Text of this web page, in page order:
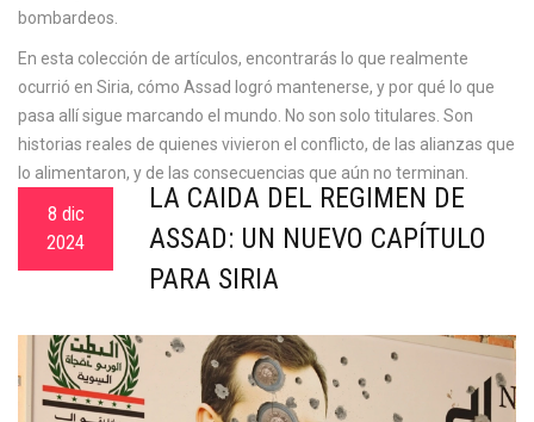
bombardeos.
En esta colección de artículos, encontrarás lo que realmente
ocurrió en Siria, cómo Assad logró mantenerse, y por qué lo que
pasa allí sigue marcando el mundo. No son solo titulares. Son
historias reales de quienes vivieron el conflicto, de las alianzas que
lo alimentaron, y de las consecuencias que aún no terminan.
8 dic
2024
LA CAÍDA DEL RÉGIMEN DE
ASSAD: UN NUEVO CAPÍTULO
PARA SIRIA